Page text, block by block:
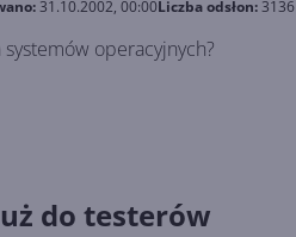
31.10.2002, 00:00Liczba odsłon:3136
operacyjnych?
do testerów